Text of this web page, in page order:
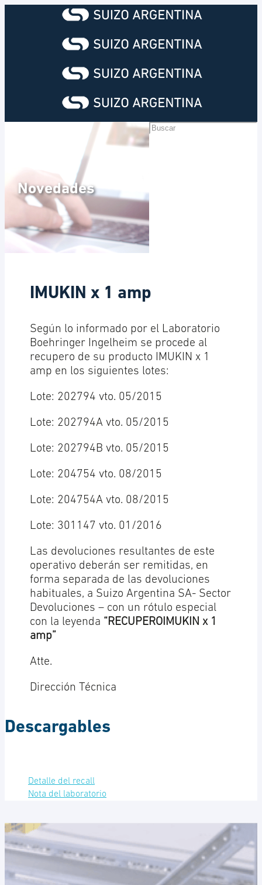
Novedades
IMUKIN x 1 amp
Según lo informado por el Laboratorio
Boehringer Ingelheim se procede al
recupero de su producto IMUKIN x 1
amp en los siguientes lotes:
Lote: 202794 vto. 05/2015
Lote: 202794A vto. 05/2015
Lote: 202794B vto. 05/2015
Lote: 204754 vto. 08/2015
Lote: 204754A vto. 08/2015
Lote: 301147 vto. 01/2016
Las devoluciones resultantes de este
operativo deberán ser remitidas, en
forma separada de las devoluciones
habituales, a Suizo Argentina SA- Sector
Devoluciones – con un rótulo especial
con la leyenda “RECUPEROIMUKIN x 1
amp”
Atte.
Dirección Técnica
Descargables
Detalle del recall
Nota del laboratorio